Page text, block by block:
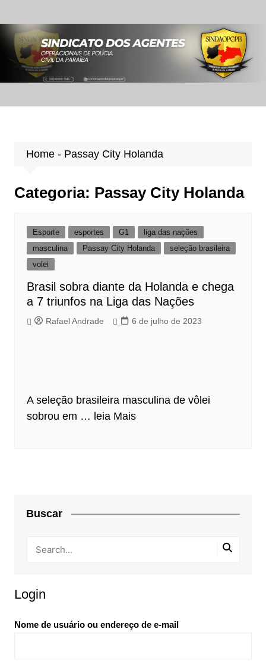
para
conteúdo
Home- Passay City Holanda
Categoria: Passay City Holanda
Esporte esportes G1
liga das nações
masculina
Passay City Holanda
seleção brasileira
volei
Brasil sobra diante da Holanda e chega
a 7 triunfos na Liga das Nações
Rafael Andrade 6 de julho de 2023
A seleção brasileira masculina de vôlei
sobrou em … leia Mais
Buscar
Login
Nome de usuário ou endereço de e-mail